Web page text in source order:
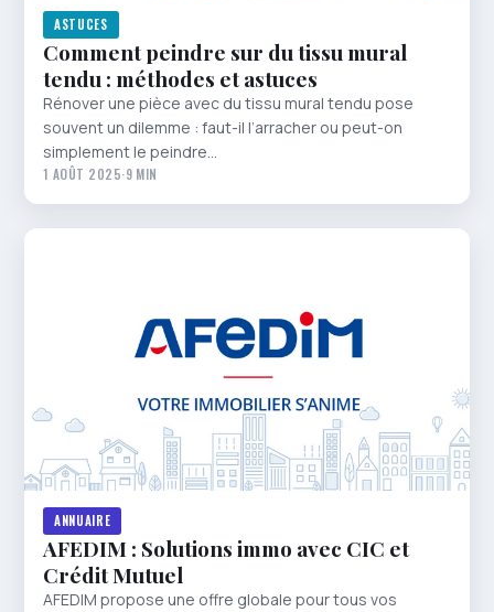
ASTUCES
Comment peindre sur du tissu mural
tendu : méthodes et astuces
Rénover une pièce avec du tissu mural tendu pose
souvent un dilemme : faut-il l’arracher ou peut-on
simplement le peindre…
1 AOÛT 2025·9 MIN
ANNUAIRE
AFEDIM : Solutions immo avec CIC et
Crédit Mutuel
AFEDIM propose une offre globale pour tous vos